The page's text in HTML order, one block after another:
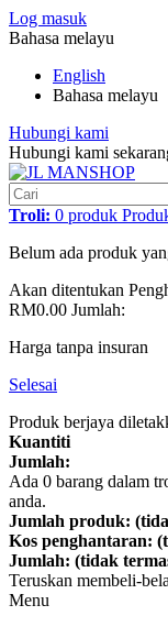
Log masuk
Bahasa melayu
English
Bahasa melayu
Hubungi kami
Hubungi kami
Troli: 0 produk
Belum ada produk
Akan ditentukan
RM0.00 Jumlah:
Harga tanpa insuran
Selesai
Produk berjaya
Kuantiti
Jumlah:
Ada 0 barang dalam
anda.
Jumlah produk:
Kos penghantaran:
Jumlah: (tidak
Teruskan membeli-
Menu